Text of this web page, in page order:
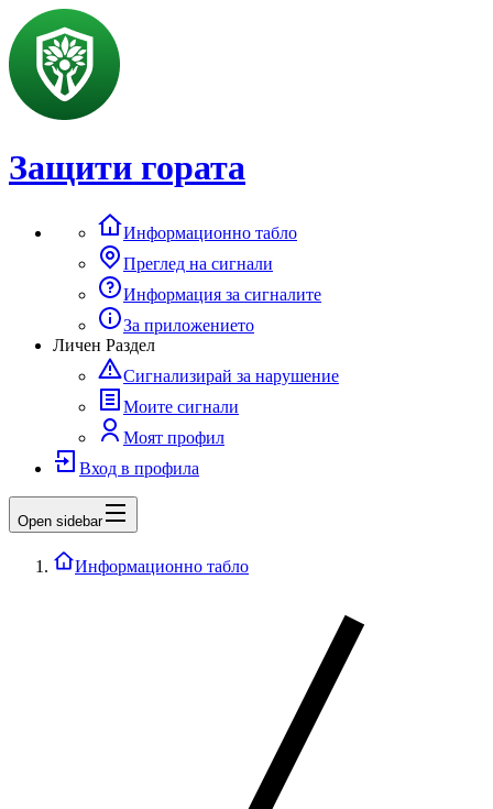
Защити гората
Информационно табло
Преглед на сигнали
Информация за сигналите
За приложението
Личен Раздел
Сигнализирай за нарушение
Моите сигнали
Моят профил
Вход в профила
Open sidebar
Информационно табло